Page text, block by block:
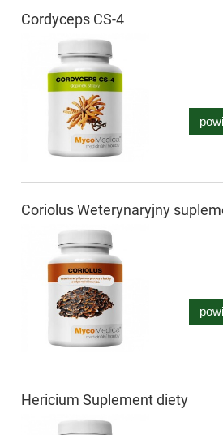
Cordyceps CS-4
Coriolus Weterynaryjny
Hericium Suplement diety